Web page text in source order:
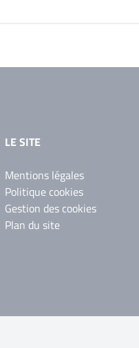
LE SITE
Mentions légales
Politique cookies
Gestion des cookies
Plan du site